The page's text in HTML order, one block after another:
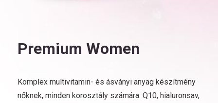
Premium Women
Komplex multivitamin- és ásványi anyag készítmény
nőknek, minden korosztály számára. Q10, hialuronsav,